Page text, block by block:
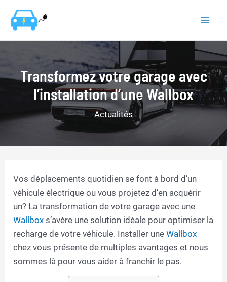
contenu
Transformez votre garage avec
l’installation d’une Wallbox
Actualités
Vos déplacements quotidien se font à bord d’un
véhicule électrique ou vous projetez d’en acquérir
un? La transformation de votre garage avec une
Wallbox s’avère une solution idéale pour optimiser la
recharge de votre véhicule. Installer uneWallbox
chez vous présente de multiples avantages et nous
sommes là pour vous aider à franchir le pas.